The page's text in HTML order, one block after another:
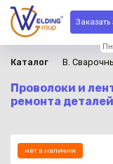
Заказать
Каталог B.
Проволоки и
ремонта деталей
нет в наличии